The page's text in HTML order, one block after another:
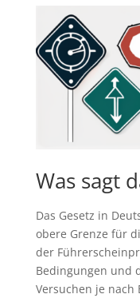
Was sagt
Das Gesetz in
obere Grenze für
der
Bedingungen und
Versuchen je